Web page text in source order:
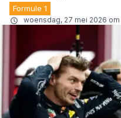
Formule 1
woensdag, 27 mei 2026 om